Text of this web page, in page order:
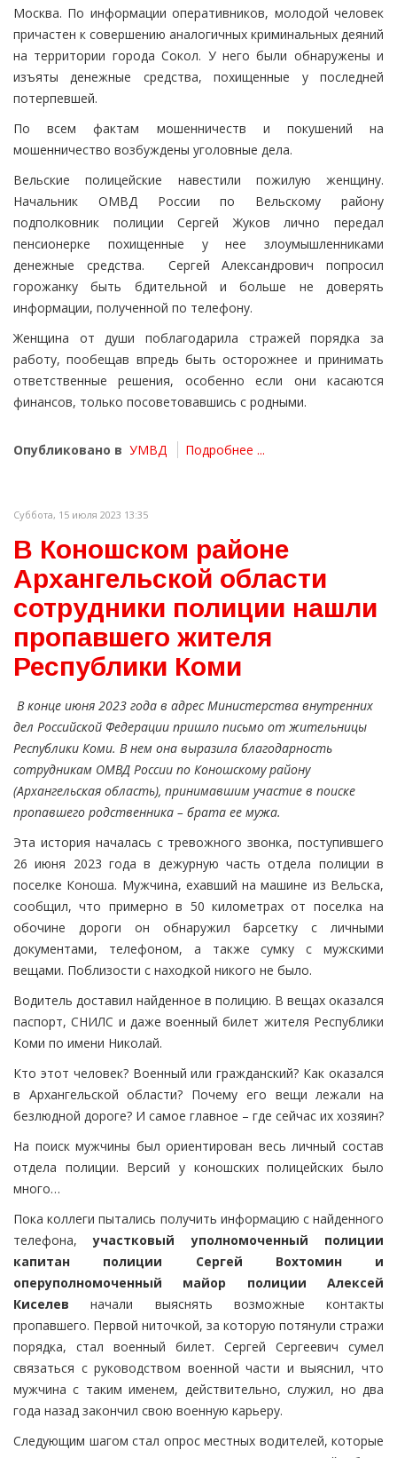
Москва. По информации оперативников, молодой человек
причастен к совершению аналогичных криминальных деяний
на территории города Сокол. У него были обнаружены и
изъяты денежные средства, похищенные у последней
потерпевшей.
По всем фактам мошенничеств и покушений на
мошенничество возбуждены уголовные дела.
Вельские полицейские навестили пожилую женщину.
Начальник ОМВД России по Вельскому району
подполковник полиции Сергей Жуков лично передал
пенсионерке похищенные у нее злоумышленниками
денежные средства. Сергей Александрович попросил
горожанку быть бдительной и больше не доверять
информации, полученной по телефону.
Женщина от души поблагодарила стражей порядка за
работу, пообещав впредь быть осторожнее и принимать
ответственные решения, особенно если они касаются
финансов, только посоветовавшись с родными.
Опубликовано в УМВД Подробнее ...
Суббота, 15 июля 2023 13:35
В Коношском районе
Архангельской области
сотрудники полиции нашли
пропавшего жителя
Республики Коми
В конце июня 2023 года в адрес Министерства внутренних
дел Российской Федерации пришло письмо от жительницы
Республики Коми. В нем она выразила благодарность
сотрудникам ОМВД России по Коношскому району
(Архангельская область), принимавшим участие в поиске
пропавшего родственника – брата ее мужа.
Эта история началась с тревожного звонка, поступившего
26 июня 2023 года в дежурную часть отдела полиции в
поселке Коноша. Мужчина, ехавший на машине из Вельска,
сообщил, что примерно в 50 километрах от поселка на
обочине дороги он обнаружил барсетку с личными
документами, телефоном, а также сумку с мужскими
вещами. Поблизости с находкой никого не было.
Водитель доставил найденное в полицию. В вещах оказался
паспорт, СНИЛС и даже военный билет жителя Республики
Коми по имени Николай.
Кто этот человек? Военный или гражданский? Как оказался
в Архангельской области? Почему его вещи лежали на
безлюдной дороге? И самое главное – где сейчас их хозяин?
На поиск мужчины был ориентирован весь личный состав
отдела полиции. Версий у коношских полицейских было
много…
Пока коллеги пытались получить информацию с найденного
телефона,участковый уполномоченный полиции
капитан полиции Сергей Вохтомин и
оперуполномоченный майор полиции Алексей
Киселев начали выяснять возможные контакты
пропавшего. Первой ниточкой, за которую потянули стражи
порядка, стал военный билет. Сергей Сергеевич сумел
связаться с руководством военной части и выяснил, что
мужчина с таким именем, действительно, служил, но два
года назад закончил свою военную карьеру.
Следующим шагом стал опрос местных водителей, которые